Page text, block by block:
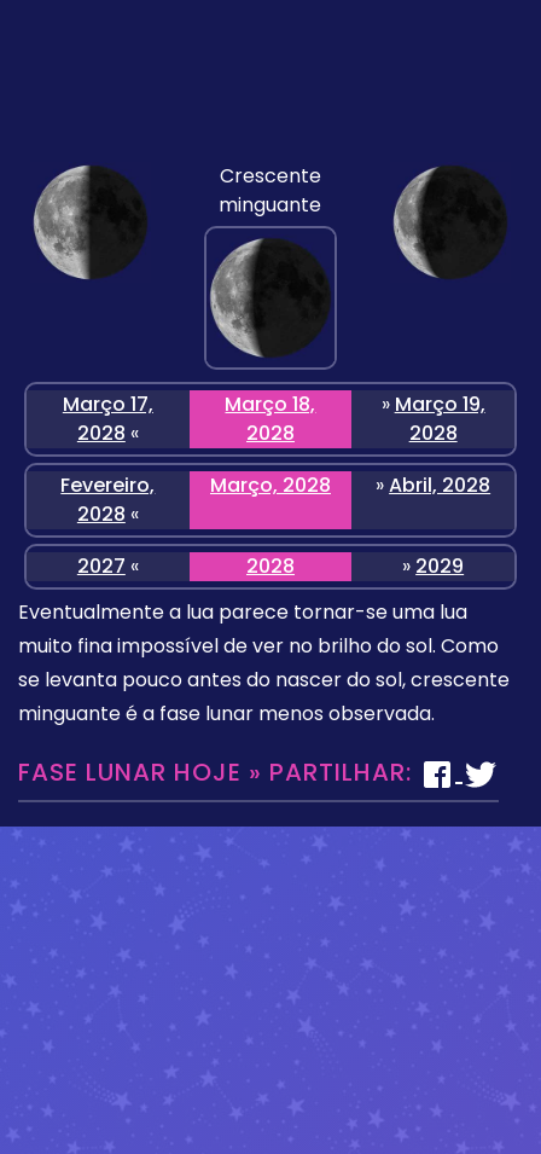
Crescente
minguante
Março 17,
2028 «
Março 18,
2028
» Março 19,
2028
Fevereiro,
2028 «
Março, 2028 »Abril, 2028
2027 « 2028 » 2029
Eventualmente a lua parece tornar-se uma lua
muito fina impossível de ver no brilho do sol. Como
se levanta pouco antes do nascer do sol, crescente
minguante é a fase lunar menos observada.
FASE LUNAR HOJE » PARTILHAR: